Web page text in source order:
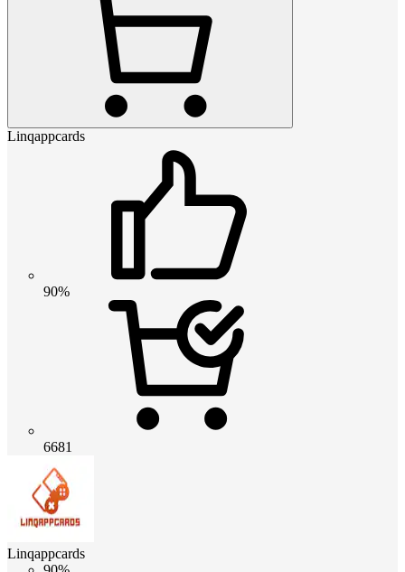
Linqappcards
90%
6681
Linqappcards